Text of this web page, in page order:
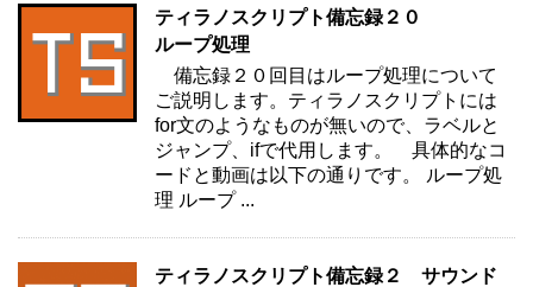
ティラノスクリプト備忘録２０
ループ処理
備忘録２０回目はループ処理について
ご説明します。ティラノスクリプトには
for文のようなものが無いので、ラベルと
ジャンプ、ifで代用します。 具体的なコ
ードと動画は以下の通りです。 ループ処
理 ループ ...
ティラノスクリプト備忘録２ サウンド